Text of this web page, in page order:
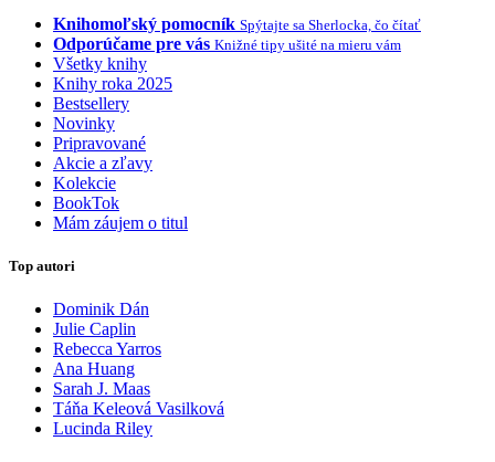
Knihomoľský pomocník Spýtajte sa Sherlocka, čo čítať
Odporúčame pre vás Knižné tipy ušité na mieru vám
Všetky knihy
Knihy roka 2025
Bestsellery
Novinky
Pripravované
Akcie a zľavy
Kolekcie
BookTok
Mám záujem o titul
Top autori
Dominik Dán
Julie Caplin
Rebecca Yarros
Ana Huang
Sarah J. Maas
Táňa Keleová Vasilková
Lucinda Riley